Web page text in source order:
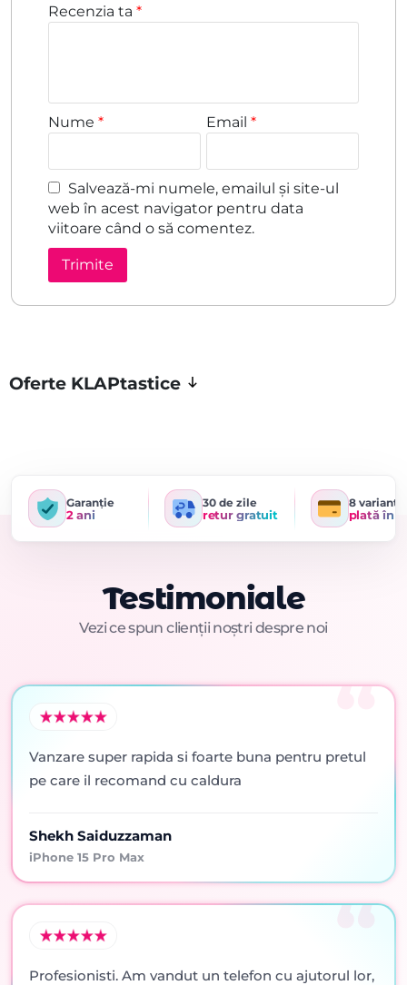
Recenzia ta *
Nume * Email*
Salvează-mi numele, emailul și site-ul
web în acest navigator pentru data
viitoare când o să comentez.
Oferte KLAPtastice
Garanție
2 ani
30 de zile
retur gratuit
8 variante
plată în
Testimoniale
Vezi ce spun clienții noștri despre noi
Vanzare super rapida si foarte buna pentru pretul
pe care il recomand cu caldura
Shekh Saiduzzaman
iPhone 15 Pro Max
Profesionisti. Am vandut un telefon cu ajutorul lor,